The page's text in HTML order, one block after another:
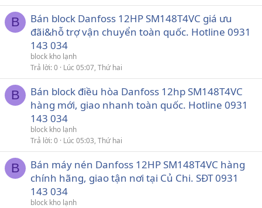
B
Bán block Danfoss 12HP SM148T4VC giá ưu
đãi&hỗ trợ vận chuyển toàn quốc. Hotline 0931
143 034
block kho lạnh
Trả lời 0 Lúc 05:07, Thứ hai
B
Bán block điều hòa Danfoss 12hp SM148T4VC
hàng mới, giao nhanh toàn quốc. Hotline 0931
143 034
block kho lạnh
Trả lời 0 Lúc 05:03, Thứ hai
B
Bán máy nén Danfoss 12HP SM148T4VC hàng
chính hãng, giao tận nơi tại Củ Chi. SĐT 0931
143 034
block kho lạnh